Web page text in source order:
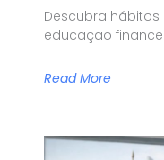
Descubra
educação
Read More